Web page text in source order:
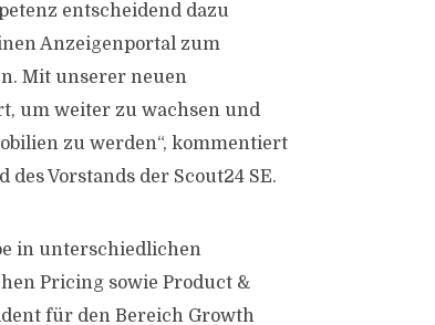
entscheidend dazu
Anzeigenportal zum
Mit unserer neuen
um weiter zu wachsen und
zu werden“, kommentiert
Vorstands der Scout24 SE.
in unterschiedlichen
Pricing sowie Product &
für den Bereich Growth